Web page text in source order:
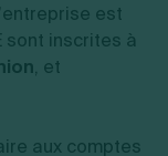
est
sont inscrites à
, et
aux comptes